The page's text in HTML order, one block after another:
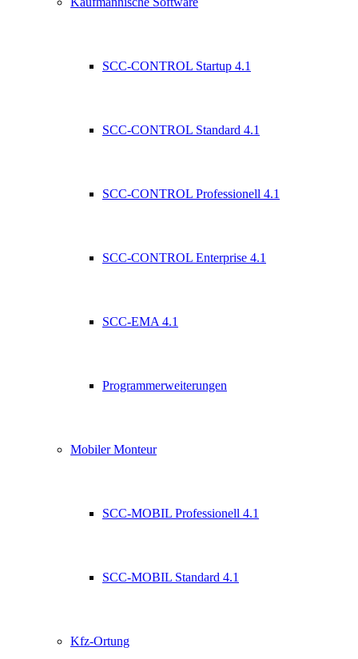
SCC-CONTROL Startup 4.1
SCC-CONTROL Standard 4.1
SCC-CONTROL Professionell 4.1
SCC-CONTROL Enterprise 4.1
SCC-EMA 4.1
Programmerweiterungen
Mobiler Monteur
SCC-MOBIL Professionell 4.1
SCC-MOBIL Standard 4.1
Kfz-Ortung